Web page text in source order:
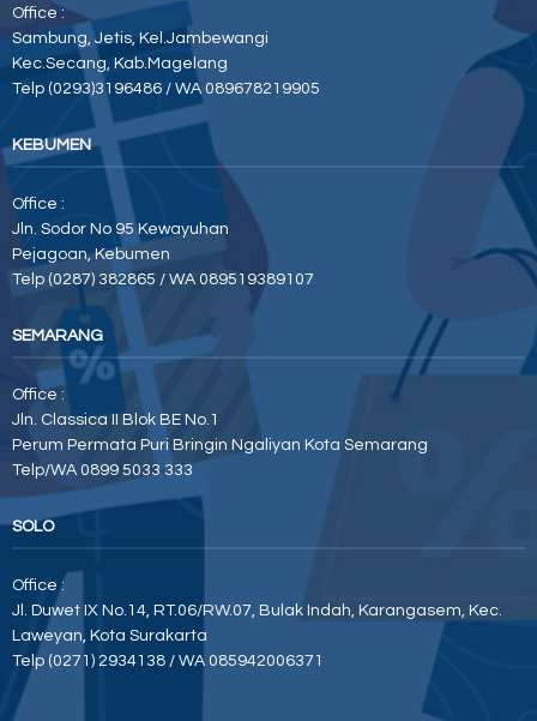
Office :
Sambung, Jetis, Kel.Jambewangi
Kec.Secang, Kab.Magelang
Telp (0293)3196486 / WA 089678219905
KEBUMEN
Office :
Jln. Sodor No 95 Kewayuhan
Pejagoan, Kebumen
Telp (0287) 382865 / WA 089519389107
SEMARANG
Office :
Jln. Classica II Blok BE No.1
Perum Permata Puri Bringin Ngaliyan Kota Semarang
Telp/WA 0899 5033 333
SOLO
Office :
Jl. Duwet IX No.14, RT.06/RW.07, Bulak Indah, Karangasem, Kec.
Laweyan, Kota Surakarta
Telp (0271) 2934138 / WA 085942006371